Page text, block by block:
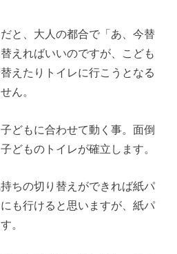
と、大人の都合で「あ、今替
えればいいのですが、こども
えたりトイレに行こうとなる
ん。
どもに合わせて動く事。面倒
どものトイレが確立します。
ちの切り替えができれば紙パ
も行けると思いますが、紙パ
。